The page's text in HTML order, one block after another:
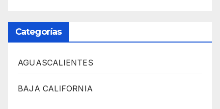
Categorías
AGUASCALIENTES
BAJA CALIFORNIA